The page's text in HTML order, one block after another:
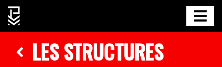
LES STRUCTURES